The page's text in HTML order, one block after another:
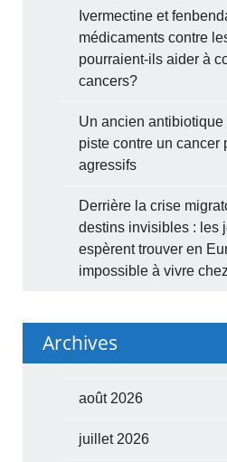
Ivermectine et
médicaments contre
pourraient-ils aider à
cancers?
Un ancien
piste contre un cancer
agressifs
Derrière la crise
destins invisibles : les
espèrent trouver en
impossible à vivre
Archives
août 2026
juillet 2026